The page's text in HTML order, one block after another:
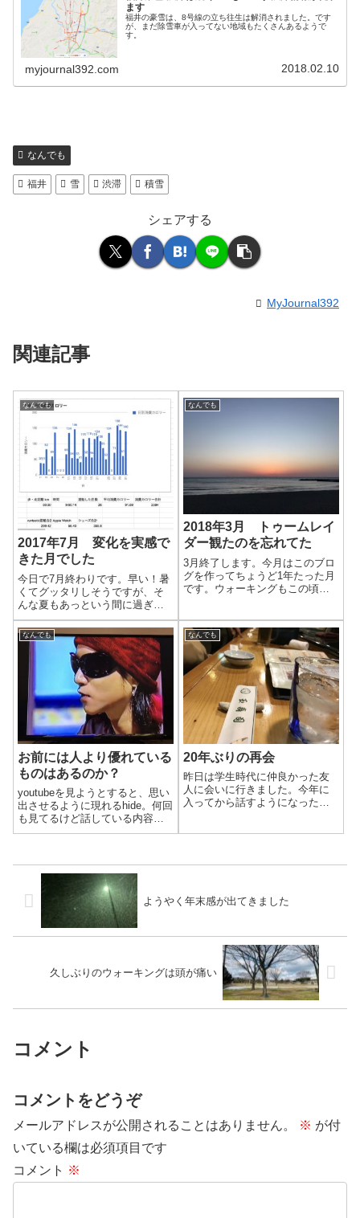
ます
福井の豪雪は、8号線の立ち往生は解消されました。です
が、まだ除雪車が入ってない地域もたくさんあるようで
す。
myjournal392.com 2018.02.10
なんでも
福井 雪 渋滞 積雪
シェアする
MyJournal392
関連記事
なんでも
2017年7月 変化を実感で
きた月でした
今日で7月終わりです。早い！暑
くてグッタリしそうですが、そ
んな夏もあっという間に過ぎる
のでしょう。読んだ本夢をかな
えるゾウ 感想夢をかなえるゾ
ウは自己啓発入門編とも言える
本でした。漫画を読んでる感覚
でどんどん読めたので、今まで
の読書で一番楽...
なんでも
2018年3月 トゥームレイ
ダー観たのを忘れてた
3月終了します。今月はこのブロ
グを作ってちょうど1年たった月
です。ウォーキングもこの頃始
なりました。
なんでも
お前には人より優れている
ものはあるのか？
youtubeを見ようとすると、思い
出させるように現れるhide。何回
も見てるけど話している内容は
頭に入ってきません。
なんでも
20年ぶりの再会
昨日は学生時代に仲良かった友
人に会いに行きました。今年に
入ってから話すようになった、
した。
ようやく年末感が出てきました
久しぶりのウォーキングは頭が痛い
コメント
コメントをどうぞ
メールアドレスが公開されることはありません。 ※ が付
いている欄は必須項目です
コメント ※